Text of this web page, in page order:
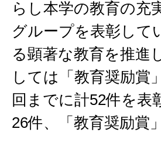
らし本学の教育の充
グループを表彰して
る顕著な教育を推進
しては「教育奨励賞
回までに計52件を表
26件、「教育奨励賞